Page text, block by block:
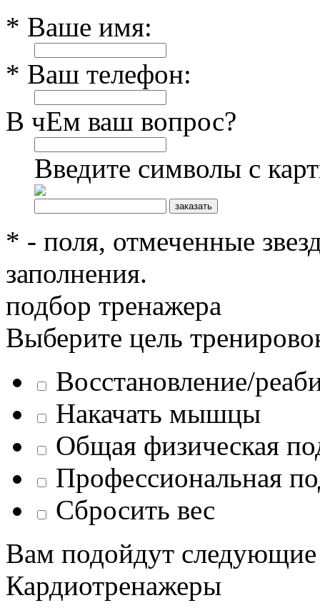
* Ваше имя:
* Ваш телефон:
В чЕм ваш вопрос?
Введите символы с
* - поля, отмеченные
заполнения.
подбор тренажера
Выберите цель
Восстановление/
Накачать мышцы
Общая физическая
Профессиональная
Сбросить вес
Вам подойдут
Кардиотренажеры